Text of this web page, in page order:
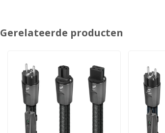
Gerelateerde producten